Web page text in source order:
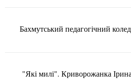
Бахмутський педагогічний
"Які милі". Криворожанка